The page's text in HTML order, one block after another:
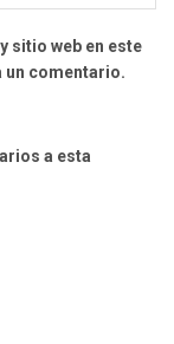
sitio web en este
un comentario.
a esta